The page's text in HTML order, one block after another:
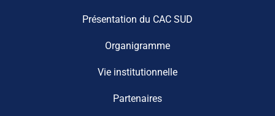
Présentation du CAC SUD
Organigramme
Vie institutionnelle
Partenaires